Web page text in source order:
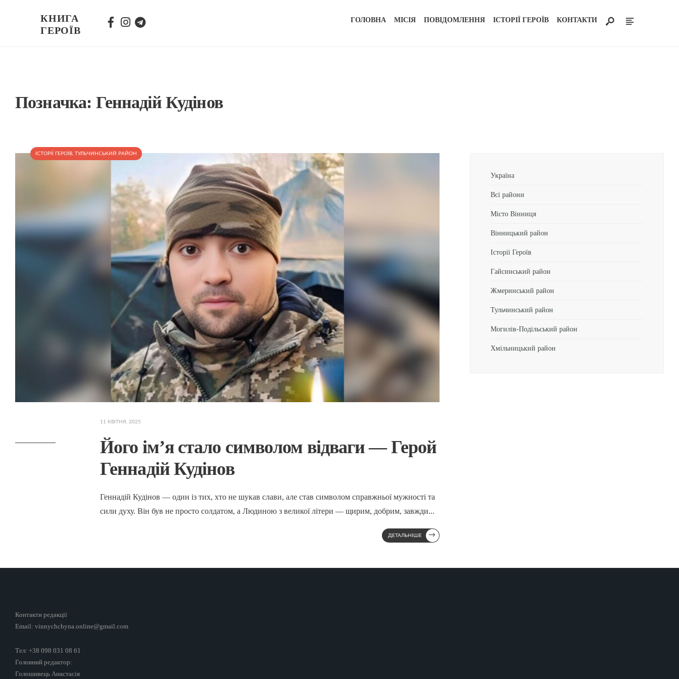
КНИГА
ГЕРОЇВ
ГОЛОВНА МІСІЯ ПОВІДОМЛЕННЯ ІСТОРІЇ ГЕРОЇВ КОНТАКТИ
Позначка: Геннадій Кудінов
ІСТОРІЇ ГЕРОЇВ, ТУЛЬЧИНСЬКИЙ РАЙОН
11 КВІТНЯ, 2025
Його ім’я стало символом відваги — Герой
Геннадій Кудінов
Геннадій Кудінов — один із тих, хто не шукав слави, але став символом справжньої мужності та
сили духу. Він був не просто солдатом, а Людиною з великої літери — щирим, добрим, завжди...
ДЕТАЛЬНІШЕ →
Україна
Всі райони
Місто Вінниця
Вінницький район
Історії Героїв
Гайсинський район
Жмеринський район
Тульчинський район
Могилів-Подільський район
Хмільницький район
Контакти редакції
Email: vinnychchyna.online@gmail.com
Тел: +38 098 031 08 61
Головний редактор:
Голошивець Анастасія